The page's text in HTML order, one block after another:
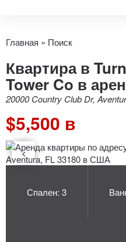
Главная » Поиск
Квартира в
Tower Co в
20000 Country Club Dr,
$5,500 в
Спален: 3